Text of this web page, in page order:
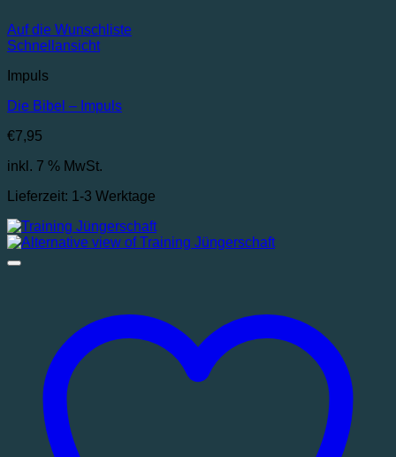
Auf die Wunschliste
Schnellansicht
Impuls
Die Bibel – Impuls
€7,95
inkl. 7 % MwSt.
Lieferzeit: 1-3 Werktage